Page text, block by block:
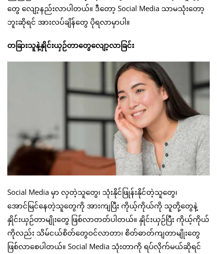
တွေ လျော့နည်းလာပါတယ်။ ဒီတော့ Social Media သာမသုံးတော့
ဘူးဆိုရင် အားလပ်ချိန်တွေ ပိုရလာမှာပါ။
တခြားသူနဲ့နှိုင်းယှဉ်တာတွေလျော့လာခြင်း
Social Media မှာ လှတဲ့သူတွေ၊ သုံးနိုင်ဖြုန်းနိုင်တဲ့သူတွေ၊
အောင်မြင်နေတဲ့သူတွေကို အားကျပြီး ကိုယ့်ကိုယ်ကို သူတို့တွေနဲ့
နှိုင်းယှဉ်တာမျိုးတွေ ဖြစ်လာတတ်ပါတယ်။ နှိုင်းယှဉ်ပြီး ကိုယ့်ကိုယ်
ကိုလည်း သိမ်ငယ်စိတ်တွေဝင်လာတာ၊ စိတ်ဓာတ်ကျတာမျိုးတွေ
ဖြစ်လာစေပါတယ်။ Social Media သုံးတာကို ရပ်လိုက်မယ်ဆိုရင်